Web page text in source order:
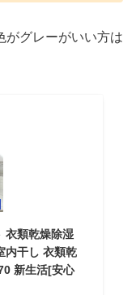
がグレーがいい方は
衣類乾燥除湿
内干し 衣類乾
新生活[安心